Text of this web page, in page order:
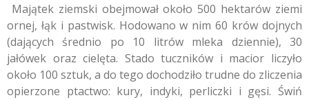
Majątek ziemski obejmował około 500 hektarów ziemi
ornej, łąk i pastwisk. Hodowano w nim 60 krów dojnych
(dających średnio po 10 litrów mleka dziennie), 30
jałówek oraz cielęta. Stado tuczników i macior liczyło
około 100 sztuk, a do tego dochodziło trudne do zliczenia
opierzone ptactwo: kury, indyki, perliczki i gęsi. Świń